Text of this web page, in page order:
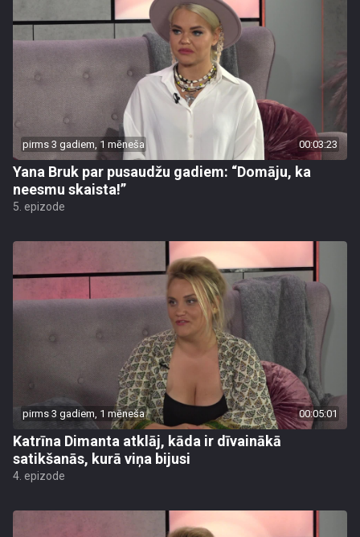
pirms 3 gadiem, 1 mēneša 00:03:23
Yana Bruk par pusaudžu gadiem: “Domāju, ka
neesmu skaista!”
5. epizode
pirms 3 gadiem, 1 mēneša 00:05:01
Katrīna Dimanta atklāj, kāda ir dīvainākā
satikšanās, kurā viņa bijusi
4. epizode